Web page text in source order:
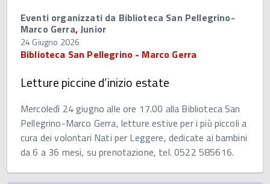
Eventi organizzati da Biblioteca San Pellegrino-
Marco Gerra,Junior
24 Giugno 2026
Biblioteca San Pellegrino - Marco Gerra
Letture piccine d’inizio estate
Mercoledì 24 giugno alle ore 17.00 alla Biblioteca San
Pellegrino-Marco Gerra, letture estive per i più piccoli a
cura dei volontari Nati per Leggere, dedicate ai bambini
da 6 a 36 mesi, su prenotazione, tel. 0522 585616.